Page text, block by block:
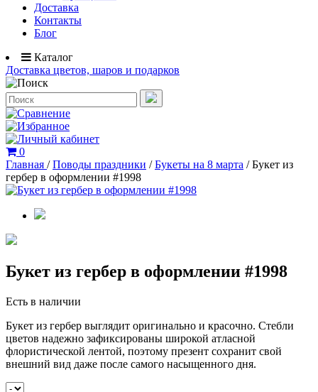
Доставка
Контакты
Блог
Каталог
Доставка цветов, шаров и подарков
0
Главная /Поводы праздники /Букеты на 8 марта /Букет из
гербер в оформлении #1998
Букет из гербер в оформлении #1998
Есть в наличии
Букет из гербер выглядит оригинально и красочно. Стебли
цветов надежно зафиксированы широкой атласной
флористической лентой, поэтому презент сохранит свой
внешний вид даже после самого насыщенного дня.